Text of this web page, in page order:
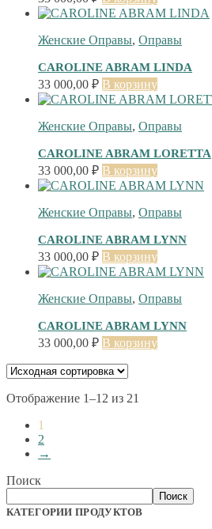
Женские Оправы, Оправы
CAROLINE ABRAM LINDA
33 000,00 ₽ В корзину
Женские Оправы, Оправы
CAROLINE ABRAM LORETTA
33 000,00 ₽ В корзину
Женские Оправы, Оправы
CAROLINE ABRAM LYNN
33 000,00 ₽ В корзину
Женские Оправы, Оправы
CAROLINE ABRAM LYNN
33 000,00 ₽ В корзину
Отображение 1–12 из 21
1
2
→
Поиск
Поиск
КАТЕГОРИИ ПРОДУКТОВ